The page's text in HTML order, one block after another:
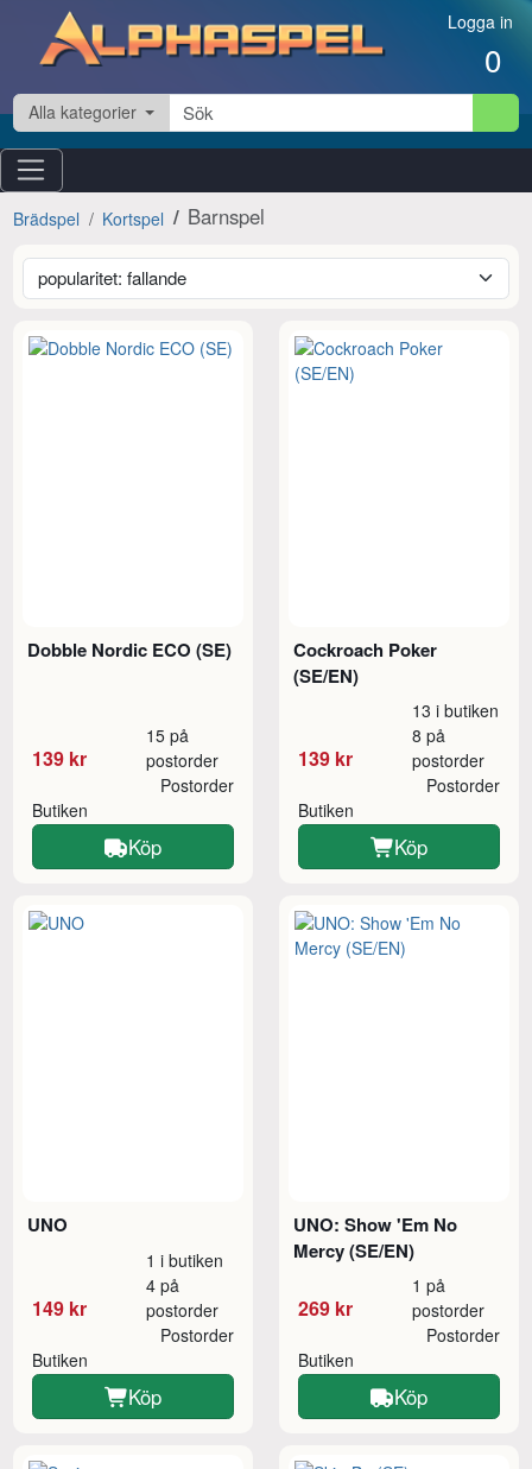
Hoppa till innehåll Logga in
0
Alla kategorier
Brädspel Kortspel Barnspel
Dobble Nordic ECO (SE)
139 kr
15 på
postorder
Butiken
Postorder
Köp
Cockroach Poker
(SE/EN)
139 kr
13 i butiken
8 på
postorder
Butiken
Postorder
Köp
UNO
149 kr
1 i butiken
4 på
postorder
Butiken
Postorder
Köp
UNO: Show 'Em No
Mercy (SE/EN)
269 kr
1 på
postorder
Butiken
Postorder
Köp